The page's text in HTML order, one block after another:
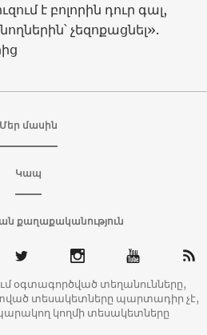
է բոլորին դուր գալ,
չեզոքացնել».
Մեր մասին
Կապ
քաղաքականություն
օգտագործված տեղանունները,
տեսակետները պարտադիր չէ,
կողմի տեսակետները